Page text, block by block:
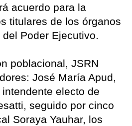
acuerdo para la
titulares de los órganos
Poder Ejecutivo.
poblacional, JSRN
José María Apud,
electo de
seguido por cinco
Soraya Yauhar, los